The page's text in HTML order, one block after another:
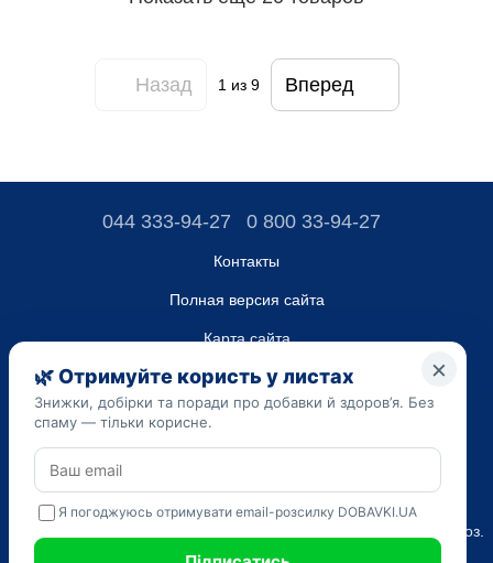
Назад 1 из 9 Вперед
044 333-94-27 0 800 33-94-27
Контакты
Полная версия сайта
Карта сайта
ТОВ “ДО ЮА”,
Код ЄДРПОУ 45223262
Дата регистрации 14.09.2023
Приведенная на сайте dobavki.ua информация носит
исключительно ознакомительный характер. Не используйте
нашу информацию для диагностики и лечения. Только ваш
Лечащий врач может назначать препараты и составлять диагноз.